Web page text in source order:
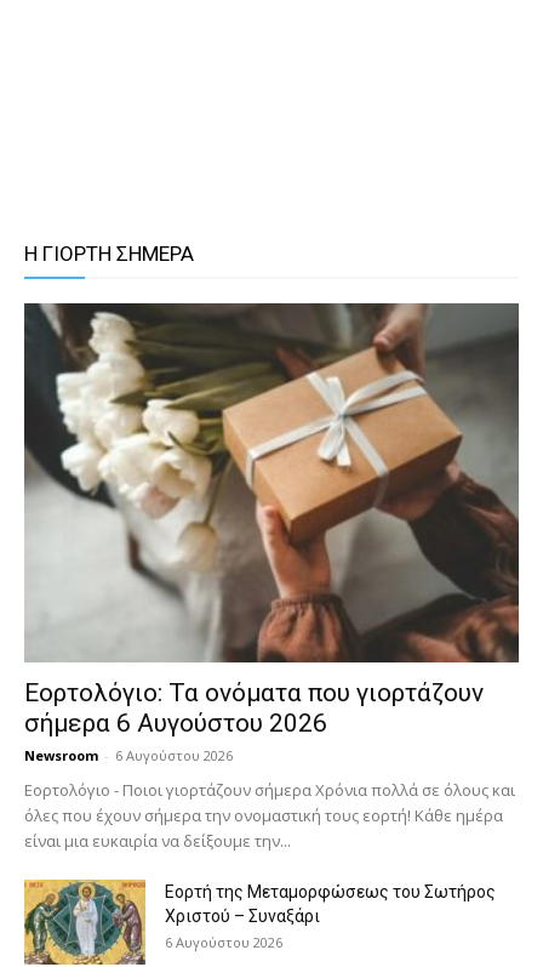
Η ΓΙΟΡΤΗ ΣΗΜΕΡΑ
Εορτολόγιο: Τα ονόματα που γιορτάζουν
σήμερα 6 Αυγούστου 2026
Newsroom - 6 Αυγούστου 2026
Εορτολόγιο - Ποιοι γιορτάζουν σήμερα Χρόνια πολλά σε όλους και
όλες που έχουν σήμερα την ονομαστική τους εορτή! Κάθε ημέρα
είναι μια ευκαιρία να δείξουμε την...
Εορτή της Μεταμορφώσεως του Σωτήρος
Χριστού – Συναξάρι
6 Αυγούστου 2026